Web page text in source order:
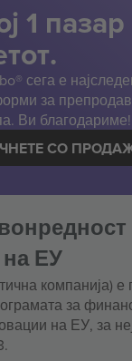
1
сега е
за
Ви благодариме!
СО
на ЕУ
компанија) е
за
на ЕУ, за